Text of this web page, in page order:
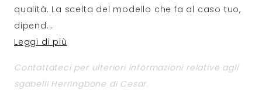
qualità. La scelta del modello che fa al caso tuo,
dipend...
Leggi di più
Contattateci per ulteriori informazioni relative agli
sgabelli Herringbone di Cesar.